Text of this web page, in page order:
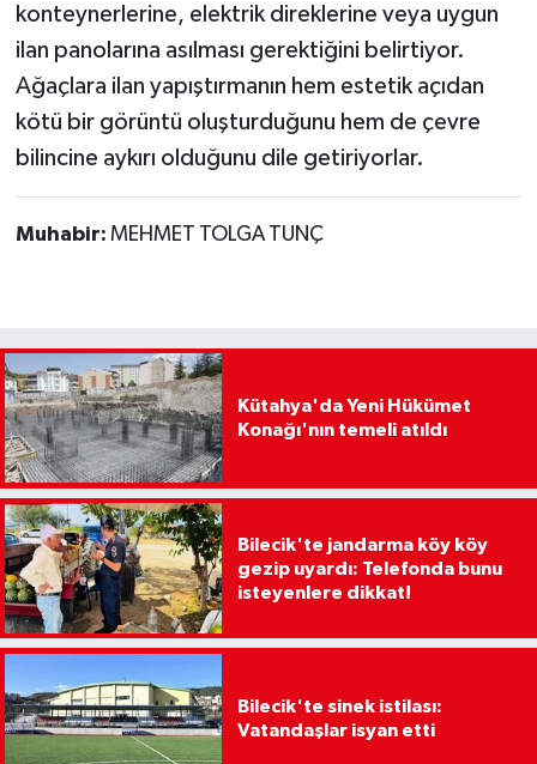
konteynerlerine, elektrik direklerine veya uygun
ilan panolarına asılması gerektiğini belirtiyor.
Ağaçlara ilan yapıştırmanın hem estetik açıdan
kötü bir görüntü oluşturduğunu hem de çevre
bilincine aykırı olduğunu dile getiriyorlar.
Muhabir: MEHMET TOLGA TUNÇ
Kütahya'da Yeni Hükümet
Konağı'nın temeli atıldı
Bilecik'te jandarma köy köy
gezip uyardı: Telefonda bunu
isteyenlere dikkat!
Bilecik'te sinek istilası:
Vatandaşlar isyan etti